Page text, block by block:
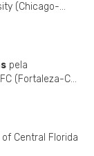
(Chicago-
pela
(Fortaleza-CE,
Central Florida